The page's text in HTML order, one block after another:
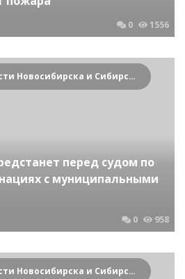
0 1556
Криминальные новости Новосибирска и Сибирского региона
перед судом по
с муниципальными
0 958
Криминальные новости Новосибирска и Сибирского региона